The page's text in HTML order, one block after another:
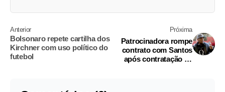
Anterior
Bolsonaro repete cartilha dos
Kirchner com uso político do
futebol
Próxima
Patrocinadora rompe
contrato com Santos
após contratação de